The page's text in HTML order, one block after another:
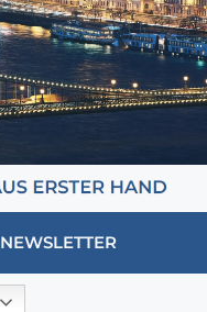
NEWSLETTER